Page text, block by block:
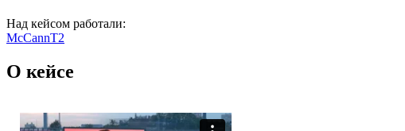
Над кейсом работали:
McCannT2
О кейсе